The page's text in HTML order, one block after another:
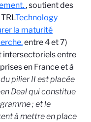
, soutient des
Technology
la maturité
entre 4 et 7)
entre
en France et à
pilier II est placée
Deal qui constitue
; et le
à mettre en place